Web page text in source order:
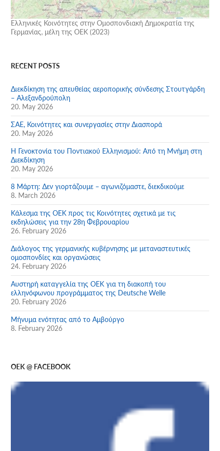
Ελληνικές Κοινότητες στην Ομοσπονδιακή Δημοκρατία της
Γερμανίας, μέλη της ΟΕΚ (2023)
RECENT POSTS
Διεκδίκηση της απευθείας αεροπορικής σύνδεσης Στουτγάρδη
– Αλεξανδρούπολη
20. May 2026
ΣΑΕ, Κοινότητες και συνεργασίες στην Διασπορά
20. May 2026
Η Γενοκτονία του Ποντιακού Ελληνισμού: Από τη Μνήμη στη
Διεκδίκηση
20. May 2026
8 Μάρτη: Δεν γιορτάζουμε – αγωνιζόμαστε, διεκδικούμε
8. March 2026
Κάλεσμα της ΟΕΚ προς τις Κοινότητες σχετικά με τις
εκδηλώσεις για την 28η Φεβρουαρίου
26. February 2026
Διάλογος της γερμανικής κυβέρνησης με μεταναστευτικές
ομοσπονδίες και οργανώσεις
24. February 2026
Αυστηρή καταγγελία της ΟΕΚ για τη διακοπή του
ελληνόφωνου προγράμματος της Deutsche Welle
20. February 2026
Μήνυμα ενότητας από το Αμβούργο
8. February 2026
OEK @ FACEBOOK